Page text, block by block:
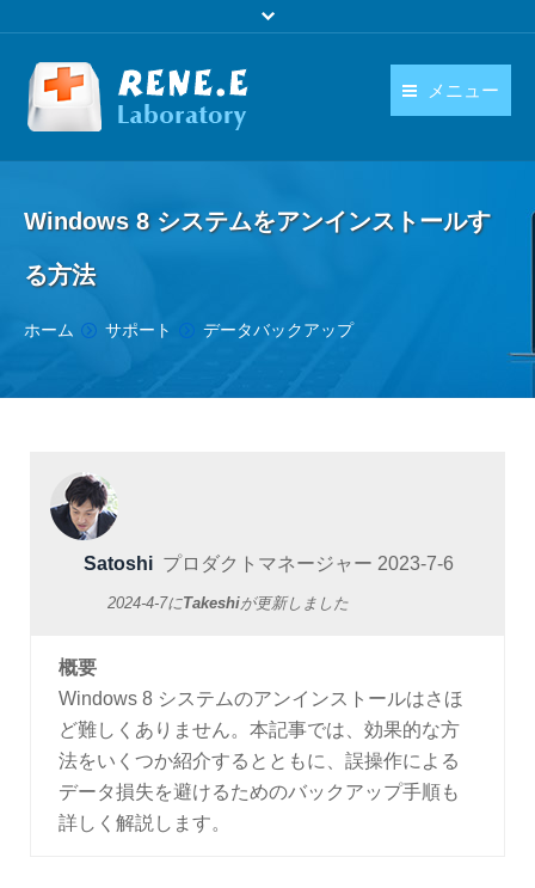
メニュー
ダウンロード
操作ガイド
日本語
language
Windows 8 システムをアンインストールす
る方法
You are here:
ホーム サポート データバックアップ
Satoshi プロダクトマネージャー 2023-7-6
2024-4-7にTakeshiが更新しました
概要
Windows 8 システムのアンインストールはさほ
ど難しくありません。本記事では、効果的な方
法をいくつか紹介するとともに、誤操作による
データ損失を避けるためのバックアップ手順も
詳しく解説します。